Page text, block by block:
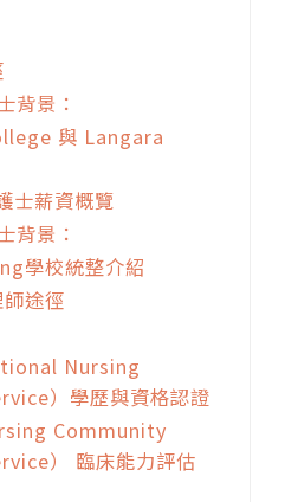
背景：
與 Langara
士薪資概覽
背景：
學校統整介紹
途徑
Nursing
）學歷與資格認證
Community
） 臨床能力評估